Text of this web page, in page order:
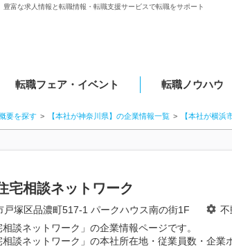
富な求人情報と転職情報・転職支援サービスで転職をサポート
転職フェア・イベント 転職ノウハウ
要を探す 【本社が神奈川県】の企業情報一覧 【本社が横浜
宅相談ネットワーク
戸塚区品濃町517-1 パークハウス南の街1F
不
相談ネットワーク」の企業情報ページです。
相談ネットワーク」の本社所在地・従業員数・企